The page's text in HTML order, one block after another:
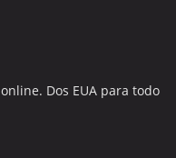
Dos EUA para todo